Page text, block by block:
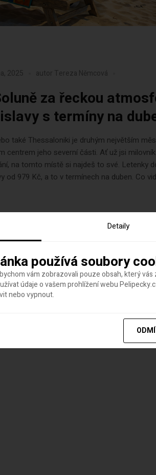
2025 autor Tereza Němcová
za řeckou
s termíny na
také Thessaloniki je druhým největším
centrem jeho severní části. Ať už jsi
na tomto místě si najdeš to své. Letenky
od 979 Kč, a to v termínech na duben. Co
Detaily
používá soubory
vám zobrazovali pouze obsah, který
údaje o vašem prohlížení webu
nebo vypnout.